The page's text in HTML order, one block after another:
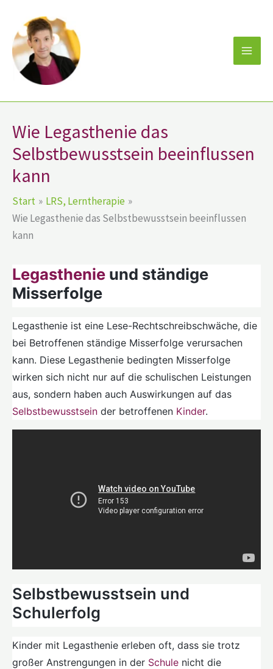
Inhalt
springen
Wie Legasthenie das
Selbstbewusstsein beeinflussen
kann
Start
LRS, Lerntherapie
Wie Legasthenie das Selbstbewusstsein beeinflussen
kann
Legasthenie und ständige
Misserfolge
Legasthenie ist eine Lese-Rechtschreibschwäche, die
bei Betroffenen ständige Misserfolge verursachen
kann. Diese Legasthenie bedingten Misserfolge
wirken sich nicht nur auf die schulischen Leistungen
aus, sondern haben auch Auswirkungen auf das
Selbstbewusstsein der betroffenen Kinder.
Selbstbewusstsein und
Schulerfolg
Kinder mit Legasthenie erleben oft, dass sie trotz
großer Anstrengungen in der Schule nicht die